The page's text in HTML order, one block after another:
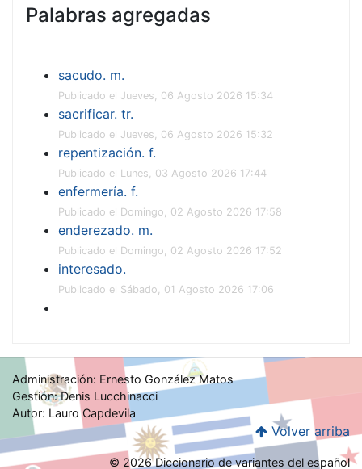
Palabras agregadas
sacudo. m.
Publicado el Jueves, 06 Agosto 2026 15:34
sacrificar. tr.
Publicado el Jueves, 06 Agosto 2026 15:32
repentización. f.
Publicado el Lunes, 03 Agosto 2026 17:44
enfermería. f.
Publicado el Domingo, 02 Agosto 2026 17:58
enderezado. m.
Publicado el Domingo, 02 Agosto 2026 17:52
interesado.
Publicado el Sábado, 01 Agosto 2026 17:06
Administración: Ernesto González Matos
Gestión: Denis Lucchinacci
Autor: Lauro Capdevila
Volver arriba
© 2026 Diccionario de variantes del español